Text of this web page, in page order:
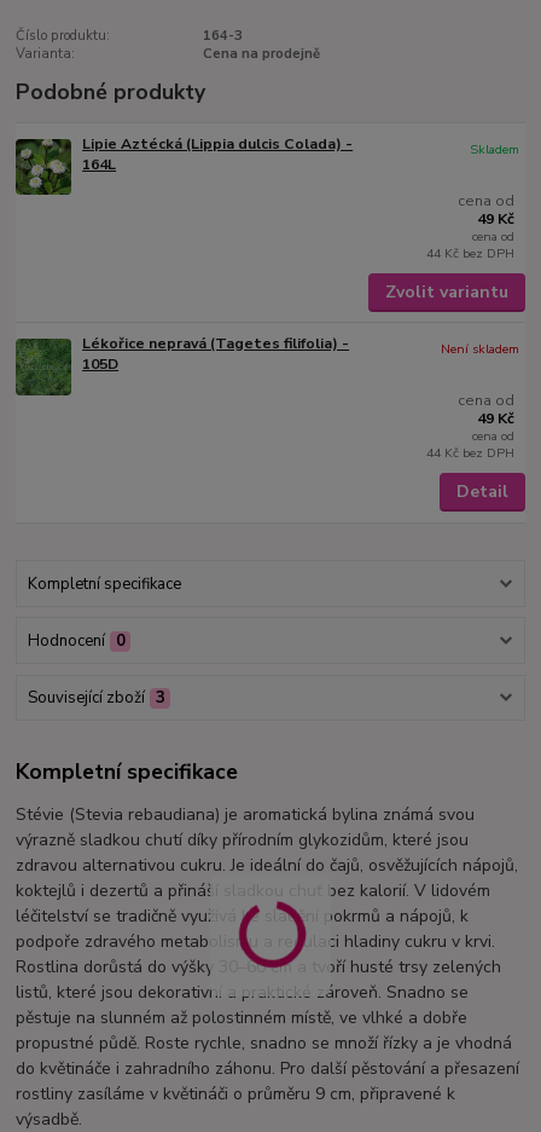
Číslo produktu:
164-3
Varianta:
Cena na prodejně
Podobné produkty
Lipie Aztécká (Lippia dulcis Colada) -
164L
cena od
49 Kč
cena od
44 Kč bez DPH
Skladem
Zvolit variantu
Lékořice nepravá (Tagetes filifolia) -
105D
cena od
49 Kč
cena od
44 Kč bez DPH
Není skladem
Detail
Kompletní specifikace
Hodnocení 0
Související zboží 3
Kompletní specifikace
Stévie (Stevia rebaudiana) je aromatická bylina známá svou
výrazně sladkou chutí díky přírodním glykozidům, které jsou
zdravou alternativou cukru. Je ideální do čajů, osvěžujících nápojů,
koktejlů i dezertů a přináší sladkou chuť bez kalorií. V lidovém
léčitelství se tradičně využívá ke sladění pokrmů a nápojů, k
podpoře zdravého metabolismu a regulaci hladiny cukru v krvi.
Rostlina dorůstá do výšky 30–60 cm a tvoří husté trsy zelených
listů, které jsou dekorativní a praktické zároveň. Snadno se
pěstuje na slunném až polostinném místě, ve vlhké a dobře
propustné půdě. Roste rychle, snadno se množí řízky a je vhodná
do květináče i zahradního záhonu. Pro další pěstování a přesazení
rostliny zasíláme v květináči o průměru 9 cm, připravené k
výsadbě.